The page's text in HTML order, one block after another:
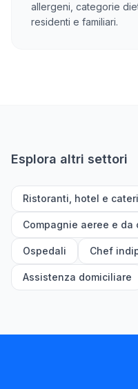
allergeni, categorie
residenti e familiari.
Esplora altri settori
Ristoranti, hotel e
Compagnie aeree e da
Ospedali Chef
Assistenza domiciliare